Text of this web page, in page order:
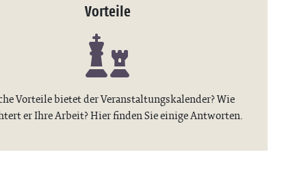
Vorteile
Vorteile bietet der Veranstaltungskalender? Wie
er Ihre Arbeit? Hier finden Sie einige Antworten.